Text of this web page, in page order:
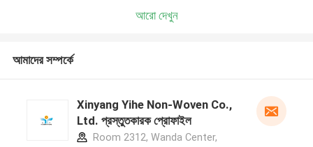
আরো দেখুন
আমাদের সম্পর্কে
Xinyang Yihe Non-Woven Co.,
Ltd. প্রস্তুতকারক প্রোফাইল
Room 2312, Wanda Center,